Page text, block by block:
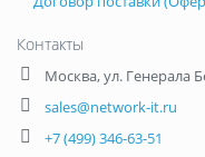
Контакты
Москва,ул. Генерала
sales@network-it.ru
+7 (499) 346-63-51